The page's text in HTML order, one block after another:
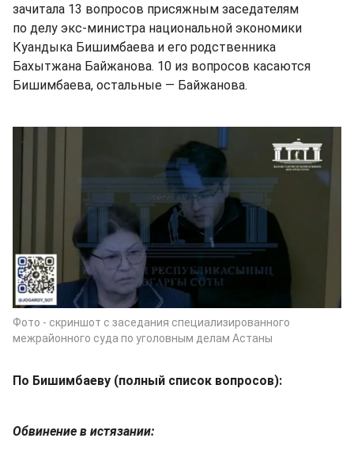
зачитала 13 вопросов присяжным заседателям
по делу экс-министра национальной экономики
Куандыка Бишимбаева и его родственника
Бахытжана Байжанова. 10 из вопросов касаются
Бишимбаева, остальные — Байжанова.
Фото - скриншот с заседания специализированного
межрайонного суда по уголовным делам Астаны
По Бишимбаеву (полный список вопросов):
Обвинение в истязании: